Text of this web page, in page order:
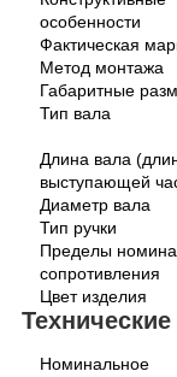
особенности
Фактическая
Метод монтажа
Габаритные
Тип вала
Длина вала
выступающей
Диаметр вала
Тип ручки
Пределы
сопротивления
Цвет изделия
Технические
Номинальное